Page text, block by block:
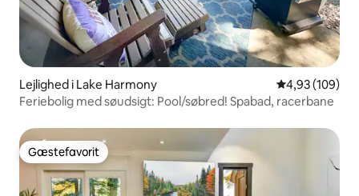
Lejlighed i Lake Harmony 4,93 ud af 5 i
4,93 (109)
Feriebolig med søudsigt: Pool/søbred! Spabad, racerbane
Gæstefavorit
Gæstefavorit